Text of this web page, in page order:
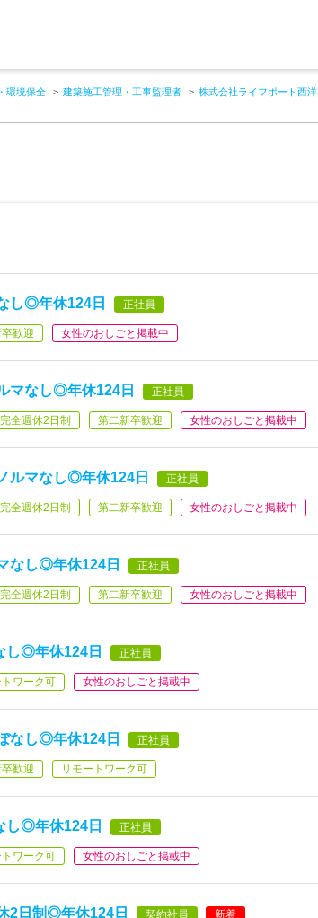
環境保全 建築施工管理・工事監理者 株式会社ライフポート西洋
し◎年休124日 正社員
歓迎 女性のおしごと掲載中
マなし◎年休124日 正社員
完全週休2日制 第二新卒歓迎 女性のおしごと掲載中
ルマなし◎年休124日 正社員
完全週休2日制 第二新卒歓迎 女性のおしごと掲載中
なし◎年休124日 正社員
完全週休2日制 第二新卒歓迎 女性のおしごと掲載中
し◎年休124日 正社員
トワーク可 女性のおしごと掲載中
なし◎年休124日 正社員
歓迎 リモートワーク可
し◎年休124日 正社員
トワーク可 女性のおしごと掲載中
2日制◎年休124日 契約社員 新着